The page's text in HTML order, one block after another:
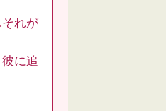
れが
に追